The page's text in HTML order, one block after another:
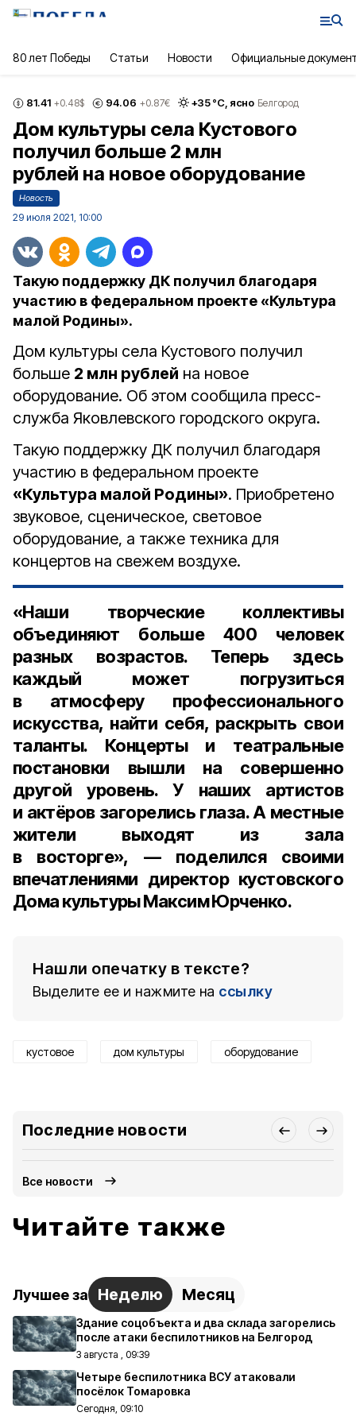
80 лет Победы Статьи Новости Официальные
81.41 +0.48$ 94.06 +0.87€ +35°С, ясно Белгород
Дом культуры села Кустового
получил больше 2 млн
рублей на новое оборудование
Новость
29 июля 2021, 10:00
Такую поддержку ДК получил благодаря
участию в федеральном проекте «Культура
малой Родины».
Дом культуры села Кустового получил
больше 2 млн рублей на новое
оборудование. Об этом сообщила пресс-
служба Яковлевского городского округа.
Такую поддержку ДК получил благодаря
участию в федеральном проекте
«Культура малой Родины». Приобретено
звуковое, сценическое, световое
оборудование, а также техника для
концертов на свежем воздухе.
«Наши творческие коллективы
объединяют больше 400 человек
разных возрастов. Теперь здесь
каждый может погрузиться
в атмосферу профессионального
искусства, найти себя, раскрыть свои
таланты. Концерты и театральные
постановки вышли на совершенно
другой уровень. У наших артистов
и актёров загорелись глаза. А местные
жители выходят из зала
в восторге», — поделился своими
впечатлениями директор кустовского
Дома культуры Максим Юрченко.
Нашли опечатку в тексте?
Выделите ее и нажмите на ссылку
кустовое дом культуры оборудование
Последние новости
Все новости
Читайте также
Лучшее за Неделю Месяц
Здание соцобъекта и два склада загорелись
после атаки беспилотников на Белгород
3 августа , 09:39
Четыре беспилотника ВСУ атаковали
посёлок Томаровка
Сегодня, 09:10